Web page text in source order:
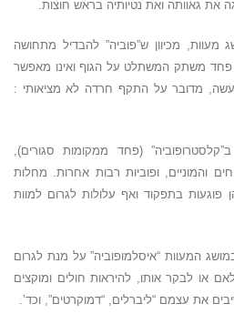
את גאוותה ואת נטיותיה בראש חוצות.
מעוות, מכיוון ש”פוביה”להבדיל מתחושה
משתק המשתלט על הגוף ואינו מאפשר
מדובר על התקף חרדה לא מציאותי :
(פחד ממקומות סגורים),
והמוניים, ופוביות רבות אחרות. מחלות
פוגעות בתפקוד ואף עלולות לגרום למוות
המעוות “איסלמופוביה” על מנת לגרום
או לבקר אותו, להיראות חולים ומוקצים
את עצמם “ליברלים, “דמוקרטים”, וכד’.